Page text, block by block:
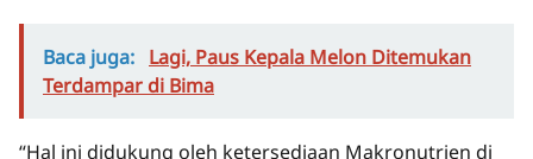
Baca juga: Lagi, Paus Kepala Melon Ditemukan
Terdampar di Bima
“Hal ini didukung oleh ketersediaan Makronutrien di